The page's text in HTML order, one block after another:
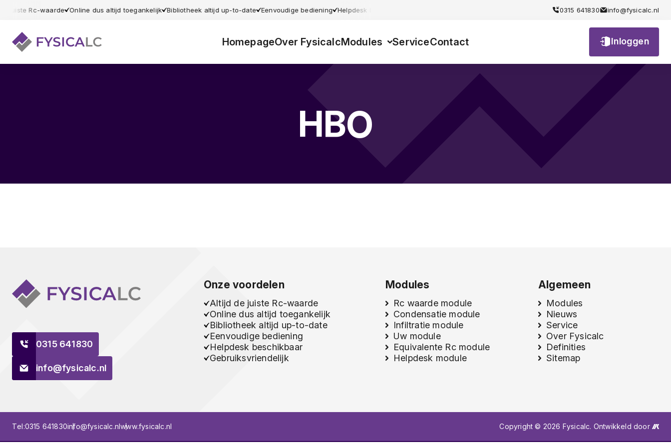
juiste Rc-waarde Online dus altijd toegankelijk Bibliotheek altijd up-to-date Eenvoudige bediening Helpdesk beschikbaar 0315 641830 info@fysicalc.nl
HomepageOver FysicalcModules ServiceContact Inloggen
HBO
0315 641830
info@fysicalc.nl
Onze voordelen
Altijd de juiste Rc-waarde
Online dus altijd toegankelijk
Bibliotheek altijd up-to-date
Eenvoudige bediening
Helpdesk beschikbaar
Gebruiksvriendelijk
Modules
Rc waarde module
Condensatie module
Infiltratie module
Uw module
Equivalente Rc module
Helpdesk module
Algemeen
Modules
Nieuws
Service
Over Fysicalc
Definities
Sitemap
Tel:0315 641830info@fysicalc.nlwww.fysicalc.nl Copyright © 2026 Fysicalc. Ontwikkeld door